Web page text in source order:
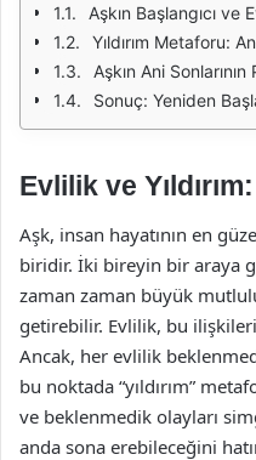
Aşkın Başlangıcı ve
Yıldırım Metaforu:
Aşkın Ani
Sonuç: Yeniden
Evlilik ve
Aşk, insan hayatının en
biridir. İki bireyin bir araya
zaman zaman büyük
getirebilir. Evlilik, bu
Ancak, her evlilik
bu noktada “yıldırım”
ve beklenmedik olayları
anda sona erebileceğini